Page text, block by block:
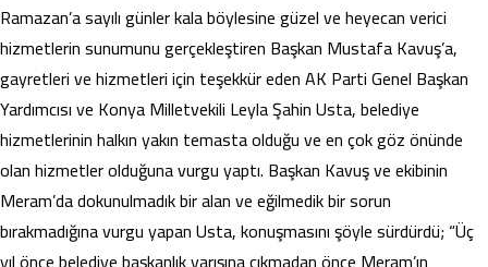
Ramazan’a sayılı günler kala böylesine güzel ve heyecan verici
hizmetlerin sunumunu gerçekleştiren Başkan Mustafa Kavuş’a,
gayretleri ve hizmetleri için teşekkür eden AK Parti Genel Başkan
Yardımcısı ve Konya Milletvekili Leyla Şahin Usta, belediye
hizmetlerinin halkın yakın temasta olduğu ve en çok göz önünde
olan hizmetler olduğuna vurgu yaptı. Başkan Kavuş ve ekibinin
Meram’da dokunulmadık bir alan ve eğilmedik bir sorun
bırakmadığına vurgu yapan Usta, konuşmasını şöyle sürdürdü; “Üç